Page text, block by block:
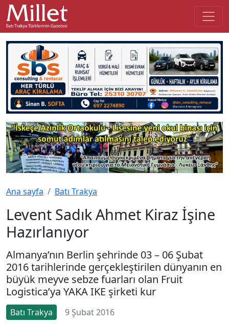
Ana sayfa Batı Trakya
Levent Sadık Ahmet Kiraz İşine
Hazırlanıyor
Almanya’nın Berlin şehrinde 03 – 06 Şubat
2016 tarihlerinde gerçekleştirilen dünyanın en
büyük meyve sebze fuarları olan Fruit
Logistica’ya YAKA IKE şirketi kur
Batı Trakya 9 Şubat 2016